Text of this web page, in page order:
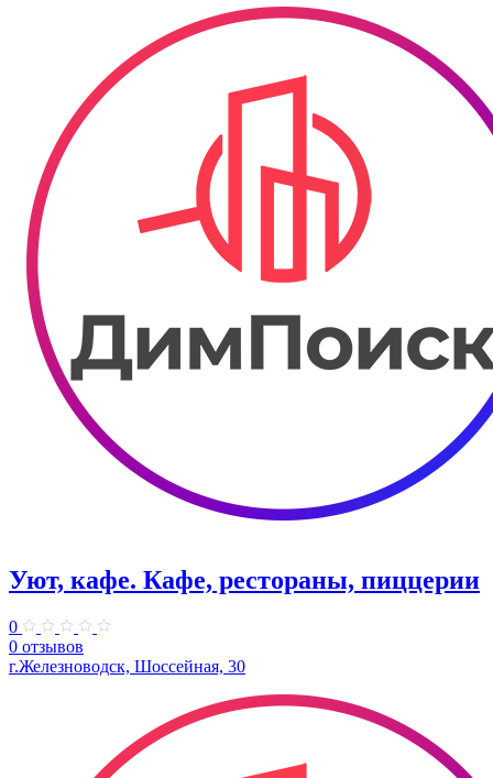
Уют, кафе. Кафе, рестораны, пиццерии
0
0 отзывов
г.Железноводск, Шоссейная, 30